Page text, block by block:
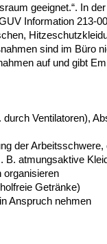
geeignet.“. In
Information 213-
sind im Büro
auf und gibt
Ventilatoren),
der Arbeitsschwere,
B. atmungsaktive
organisieren
Getränke)
Anspruch nehmen